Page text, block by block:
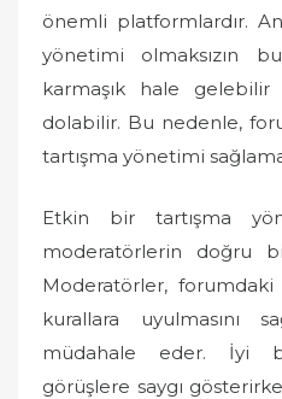
önemli platformlardır.
yönetimi olmaksızın
karmaşık hale
dolabilir. Bu nedenle,
tartışma yönetimi
Etkin bir tartışma
moderatörlerin doğru
Moderatörler,
kurallara uyulmasını
müdahale eder. İyi
görüşlere saygı